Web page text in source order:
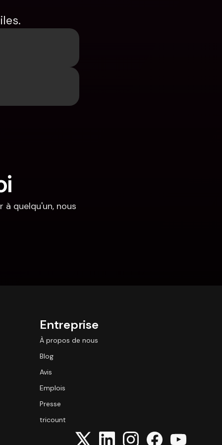
quelqu'un, nous
Entreprise
À propos de nous
Blog
Avis
Emplois
Presse
tricount